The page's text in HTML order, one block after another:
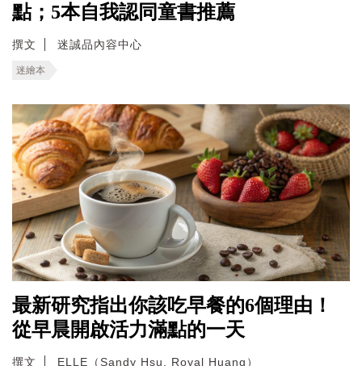
點；5本自我認同童書推薦
撰文 迷誠品內容中心
迷繪本
最新研究指出你該吃早餐的6個理由！
從早晨開啟活力滿點的一天
撰文 ELLE（Sandy Hsu, Royal Huang）